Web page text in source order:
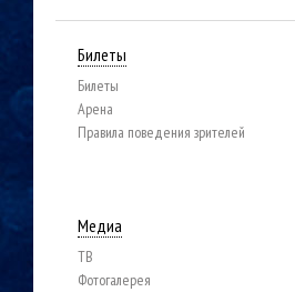
Билеты
Билеты
Арена
Правила поведения зрителей
Медиа
ТВ
Фотогалерея